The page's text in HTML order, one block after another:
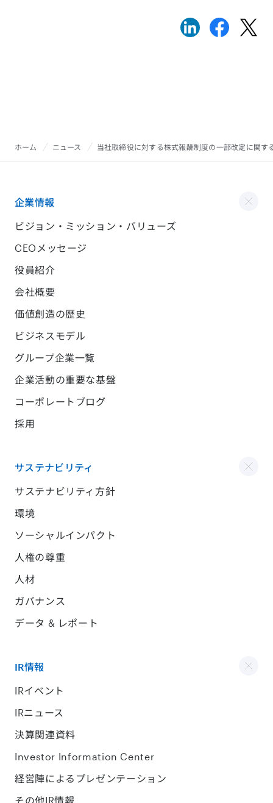
ホーム ニュース 当社取締役に対する株式報酬制度の一部改定に関す
企業情報
ビジョン・ミッション・バリューズ
CEOメッセージ
役員紹介
会社概要
価値創造の歴史
ビジネスモデル
グループ企業一覧
企業活動の重要な基盤
コーポレートブログ
採用
サステナビリティ
サステナビリティ方針
環境
ソーシャルインパクト
人権の尊重
人材
ガバナンス
データ & レポート
IR情報
IRイベント
IRニュース
決算関連資料
Investor Information Center
経営陣によるプレゼンテーション
その他IR情報